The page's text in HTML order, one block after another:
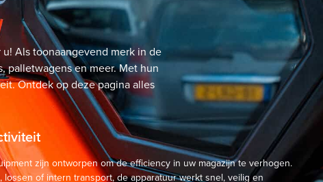
Als toonaangevend merk in de
palletwagens en meer. Met hun
Ontdek op deze pagina alles
zijn ontworpen om de efficiency in uw magazijn te verhogen.
lossen of intern transport, de apparatuur werkt snel, veilig en